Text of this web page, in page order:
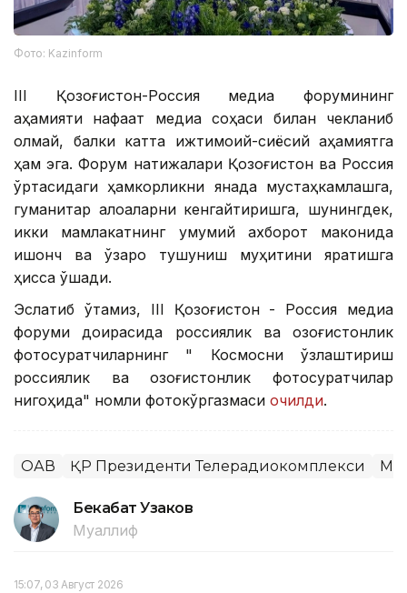
Фото: Kazinform
III Қозоғистон-Россия медиа форумининг
аҳамияти нафақат медиа соҳаси билан чекланиб
қолмай, балки катта ижтимоий-сиёсий аҳамиятга
ҳам эга. Форум натижалари Қозоғистон ва Россия
ўртасидаги ҳамкорликни янада мустаҳкамлашга,
гуманитар алоқаларни кенгайтиришга, шунингдек,
икки мамлакатнинг умумий ахборот маконида
ишонч ва ўзаро тушуниш муҳитини яратишга
ҳисса қўшади.
Эслатиб ўтамиз, III Қозоғистон - Россия медиа
форуми доирасида россиялик ва қозоғистонлик
фотосуратчиларнинг " Космосни ўзлаштириш
россиялик ва қозоғистонлик фотосуратчилар
нигоҳида" номли фотокўргазмаси очилди.
ОАВ ҚР Президенти Телерадиокомплекси
Бекабат Узаков
Муаллиф
15:07, 03 Август 2026